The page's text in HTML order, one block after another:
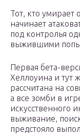
Тот, кто умирает
начинает
под контролья
выжившими
Первая бета-
Хеллоуина и тут
рассчитана на
а все зомби в
искусственного
выживание,
предстояло